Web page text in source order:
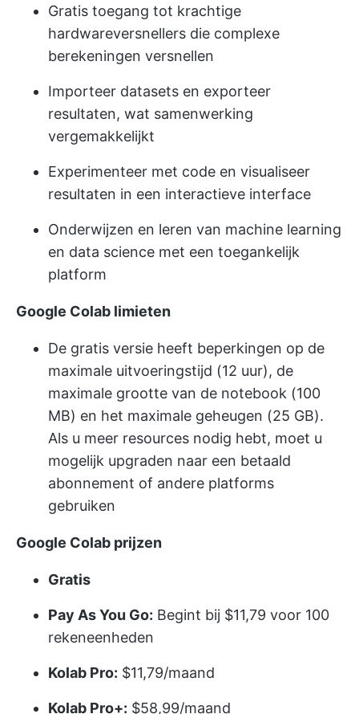
Gratis toegang tot krachtige
hardwareversnellers die complexe
berekeningen versnellen
Importeer datasets en exporteer
resultaten, wat samenwerking
vergemakkelijkt
Experimenteer met code en visualiseer
resultaten in een interactieve interface
Onderwijzen en leren van machine learning
en data science met een toegankelijk
platform
Google Colab limieten
De gratis versie heeft beperkingen op de
maximale uitvoeringstijd (12 uur), de
maximale grootte van de notebook (100
MB) en het maximale geheugen (25 GB).
Als u meer resources nodig hebt, moet u
mogelijk upgraden naar een betaald
abonnement of andere platforms
gebruiken
Google Colab prijzen
Gratis
Pay As You Go: Begint bij $11,79 voor 100
rekeneenheden
Kolab Pro: $11,79/maand
Kolab Pro+: $58,99/maand